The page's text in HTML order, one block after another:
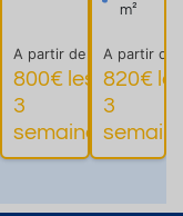
d'informations
A partir de
800€ les
3
semaines
cent
m²
A partir de
820€
3